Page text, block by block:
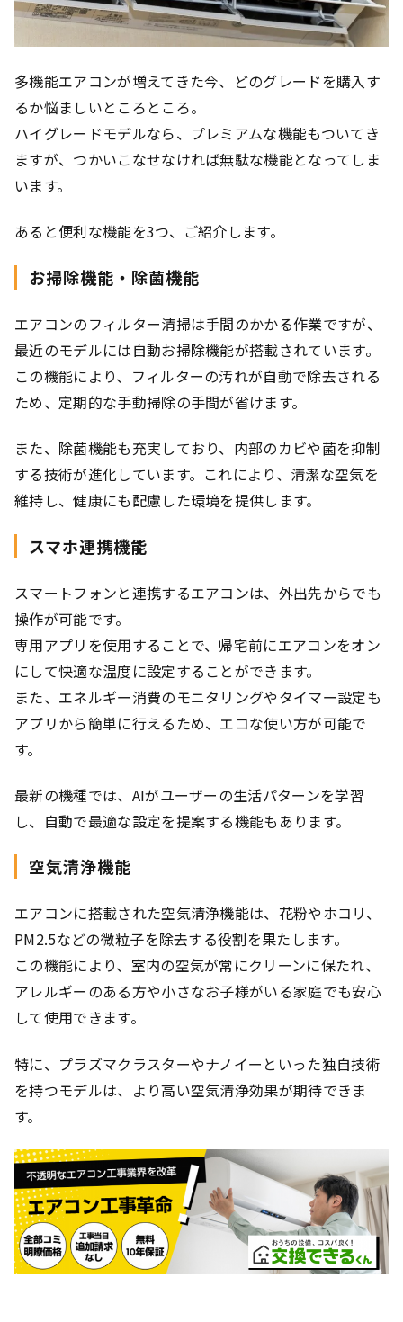
多機能エアコンが増えてきた今、どのグレードを購入す
るか悩ましいところところ。
ハイグレードモデルなら、プレミアムな機能もついてき
ますが、つかいこなせなければ無駄な機能となってしま
います。
あると便利な機能を3つ、ご紹介します。
お掃除機能・除菌機能
エアコンのフィルター清掃は手間のかかる作業ですが、
最近のモデルには自動お掃除機能が搭載されています。
この機能により、フィルターの汚れが自動で除去される
ため、定期的な手動掃除の手間が省けます。
また、除菌機能も充実しており、内部のカビや菌を抑制
する技術が進化しています。これにより、清潔な空気を
維持し、健康にも配慮した環境を提供します。
スマホ連携機能
スマートフォンと連携するエアコンは、外出先からでも
操作が可能です。
専用アプリを使用することで、帰宅前にエアコンをオン
にして快適な温度に設定することができます。
また、エネルギー消費のモニタリングやタイマー設定も
アプリから簡単に行えるため、エコな使い方が可能で
す。
最新の機種では、AIがユーザーの生活パターンを学習
し、自動で最適な設定を提案する機能もあります。
空気清浄機能
エアコンに搭載された空気清浄機能は、花粉やホコリ、
PM2.5などの微粒子を除去する役割を果たします。
この機能により、室内の空気が常にクリーンに保たれ、
アレルギーのある方や小さなお子様がいる家庭でも安心
して使用できます。
特に、プラズマクラスターやナノイーといった独自技術
を持つモデルは、より高い空気清浄効果が期待できま
す。